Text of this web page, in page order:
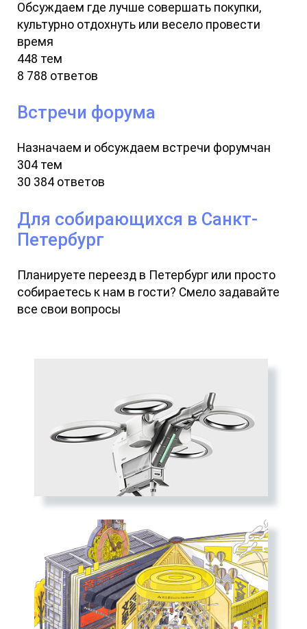
Обсуждаем где лучше совершать покупки,
культурно отдохнуть или весело провести
время
448 тем
8 788 ответов
Встречи форума
Назначаем и обсуждаем встречи форумчан
304 тем
30 384 ответов
Для собирающихся в Санкт-
Петербург
Планируете переезд в Петербург или просто
собираетесь к нам в гости? Смело задавайте
все свои вопросы